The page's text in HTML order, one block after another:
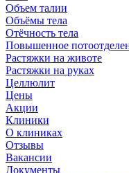
Объем талии
Объёмы тела
Отёчность тела
Повышенное
Растяжки на животе
Растяжки на руках
Целлюлит
Цены
Акции
Клиники
О клиниках
Отзывы
Вакансии
Документы
Записаться